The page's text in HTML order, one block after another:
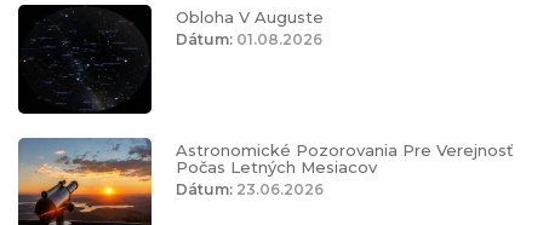
Obloha V Auguste
Dátum: 01.08.2026
Astronomické Pozorovania Pre Verejnosť
Počas Letných Mesiacov
Dátum: 23.06.2026